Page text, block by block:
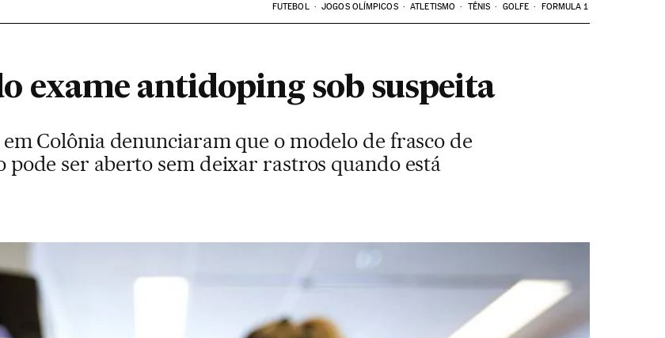
FUTEBOL JOGOS OLÍMPICOS ATLETISMO TÊNIS GOLFE FORMULA 1
exame antidoping sob suspeita
Colônia denunciaram que o modelo de frasco de
ser aberto sem deixar rastros quando está